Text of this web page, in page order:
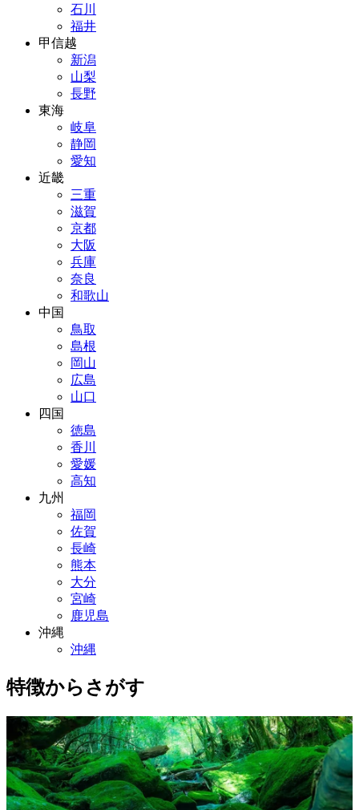
石川
福井
甲信越
新潟
山梨
長野
東海
岐阜
静岡
愛知
近畿
三重
滋賀
京都
大阪
兵庫
奈良
和歌山
中国
鳥取
島根
岡山
広島
山口
四国
徳島
香川
愛媛
高知
九州
福岡
佐賀
長崎
熊本
大分
宮崎
鹿児島
沖縄
沖縄
特徴からさがす